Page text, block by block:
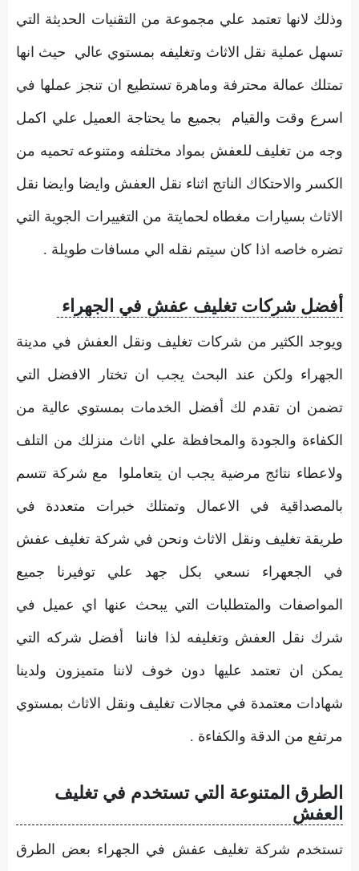
وذلك لانها تعتمد علي مجموعة من التقنيات الحديثة التي
تسهل عملية نقل الاثاث وتغليفه بمستوي عالي حيث انها
تمتلك عمالة محترفة وماهرة تستطيع ان تنجز عملها في
اسرع وقت والقيام بجميع ما يحتاجة العميل علي اكمل
وجه من تغليف للعفش بمواد مختلفه ومتنوعه تحميه من
الكسر والاحتكاك الناتج اثناء نقل العفش وايضا وايضا نقل
الاثاث بسيارات مغطاه لحمايتة من التغييرات الجوية التي
تضره خاصه اذا كان سيتم نقله الي مسافات طويلة .
أفضل شركات تغليف عفش في الجهراء
ويوجد الكثير من شركات تغليف ونقل العفش في مدينة
الجهراء ولكن عند البحث يجب ان تختار الافضل التي
تضمن ان تقدم لك أفضل الخدمات بمستوي عالية من
الكفاءة والجودة والمحافظة علي اثاث منزلك من التلف
ولاعطاء نتائج مرضية يجب ان يتعاملوا مع شركة تتسم
بالمصداقية في الاعمال وتمتلك خبرات متعددة في
طريقة تغليف ونقل الاثاث ونحن في شركة تغليف عفش
في الجعهراء نسعي بكل جهد علي توفيرنا جميع
المواصفات والمتطلبات التي يبحث عنها اي عميل في
شرك نقل العفش وتغليفه لذا فاننا أفضل شركه التي
يمكن ان تعتمد عليها دون خوف لاننا متميزون ولدينا
شهادات معتمدة في مجالات تغليف ونقل الاثاث بمستوي
مرتفع من الدقة والكفاءة .
الطرق المتنوعة التي تستخدم في تغليف
العفش
تستخدم شركة تغليف عفش في الجهراء بعض الطرق